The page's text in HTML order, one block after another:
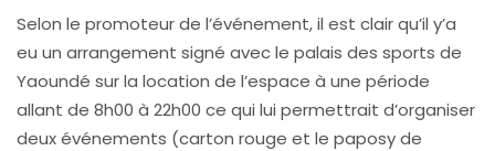
Selon le promoteur de l’événement, il est clair qu’il y’a
eu un arrangement signé avec le palais des sports de
Yaoundé sur la location de l’espace à une période
allant de 8h00 à 22h00 ce qui lui permettrait d’organiser
deux événements (carton rouge et le paposy de